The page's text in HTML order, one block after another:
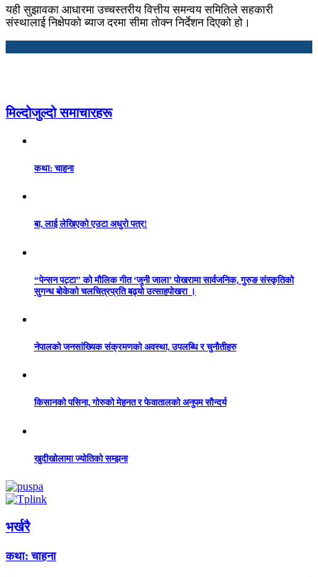
यही सुझावका आधारमा उच्चस्तरीय वित्तीय समन्वय समितिले सहकारी
संस्थालाई निक्षेपको ब्याज दरमा सीमा तोक्न निर्देशन दिएको हो।
मिल्दोजुल्दो समाचारहरू
कथा: चाहना
बा, लाई लेखिएको एउटा अधुरो पत्र!
“पेन्सन पट्टा” को मौलिक गीत ‘जुनी जाला’ पोखरामा सार्वजनिक, गुरुङ संस्कृतिको
सुगन्ध बोकेको चलचित्रप्रति बढ्यो उत्साहपोखरा ।
नेपालको जनसांख्यिक संक्रमणको अवस्था, उपलब्धि र चुनौतीहरु
किसानको पसिना, गोरुको मेहनत र फेवातालको अनुपम सौन्दर्य
खुदीखोलामा ज्योतिको सम्झना
भर्खरै
कथा: चाहना